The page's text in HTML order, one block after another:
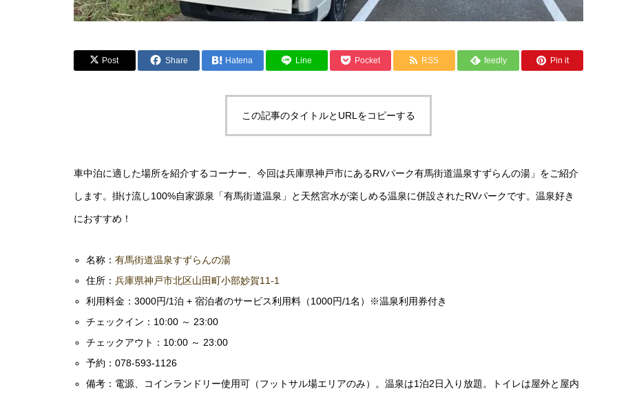
Post Share Hatena Line Pocket RSS feedly Pin it
この記事のタイトルとURLをコピーする
車中泊に適した場所を紹介するコーナー、今回は兵庫県神戸市にあるRVパーク有馬街道温泉すずらんの湯」をご紹介
します。掛け流し100%自家源泉「有馬街道温泉」と天然宮水が楽しめる温泉に併設されたRVパークです。温泉好き
におすすめ！
名称：有馬街道温泉すずらんの湯
住所：兵庫県神戸市北区山田町小部妙賀11-1
利用料金：3000円/1泊 + 宿泊者のサービス利用料（1000円/1名）※温泉利用券付き
チェックイン：10:00 ～ 23:00
チェックアウト：10:00 ～ 23:00
予約：078-593-1126
備考：電源、コインランドリー使用可（フットサル場エリアのみ）。温泉は1泊2日入り放題。トイレは屋外と屋内